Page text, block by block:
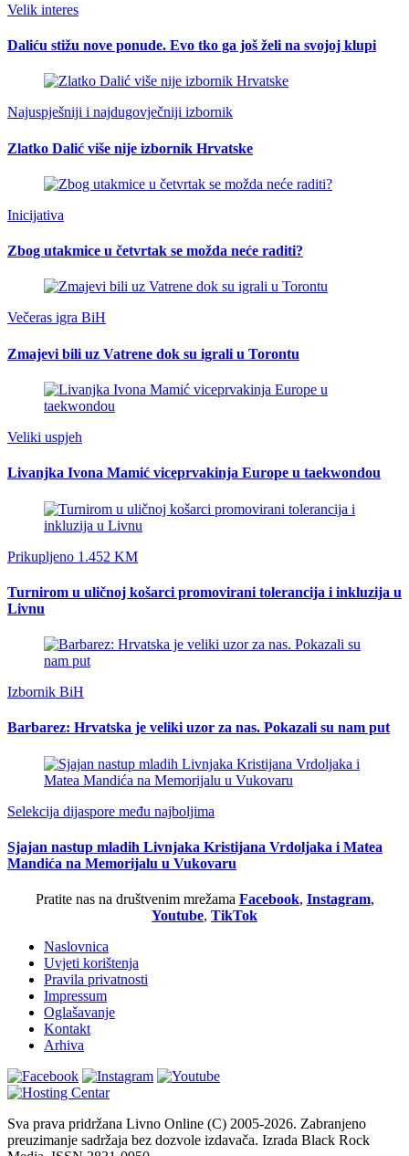
Velik interes
Daliću stižu nove ponude. Evo tko ga još želi na svojoj klupi
Najuspješniji i najdugovječniji izbornik
Zlatko Dalić više nije izbornik Hrvatske
Inicijativa
Zbog utakmice u četvrtak se možda neće raditi?
Večeras igra BiH
Zmajevi bili uz Vatrene dok su igrali u Torontu
Veliki uspjeh
Livanjka Ivona Mamić viceprvakinja Europe u taekwondou
Prikupljeno 1.452 KM
Turnirom u uličnoj košarci promovirani tolerancija i inkluzija u
Livnu
Izbornik BiH
Barbarez: Hrvatska je veliki uzor za nas. Pokazali su nam put
Selekcija dijaspore među najboljima
Sjajan nastup mladih Livnjaka Kristijana Vrdoljaka i Matea
Mandića na Memorijalu u Vukovaru
Pratite nas na društvenim mrežama Facebook, Instagram,
Youtube, TikTok
Naslovnica
Uvjeti korištenja
Pravila privatnosti
Impressum
Oglašavanje
Kontakt
Arhiva
Sva prava pridržana Livno Online (C) 2005-2026. Zabranjeno
preuzimanje sadržaja bez dozvole izdavača. Izrada Black Rock